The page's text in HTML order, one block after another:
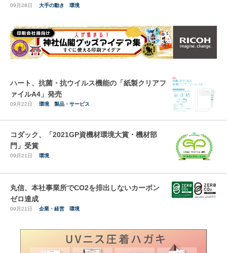
09月28日 大手の動き 環境
ハート、抗菌・抗ウイルス機能の「紙製クリアフ
ァイルA4」発売
09月22日 環境 製品・サービス
コダック、「2021GP資機材環境大賞・機材部
門」受賞
09月21日 環境
丸信、本社事業所でCO2を排出しないカーボン
ゼロ達成
09月21日 企業・経営 環境